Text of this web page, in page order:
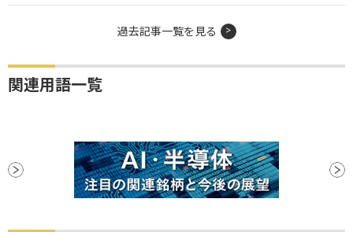
過去記事一覧を見る
関連用語一覧